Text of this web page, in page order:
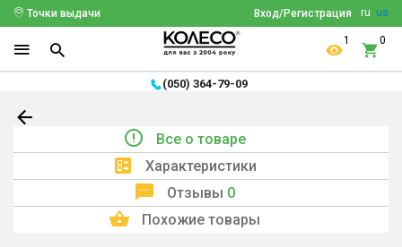
ru ua
Вход/Регистрация
Точки выдачи
1 0
(050) 364-79-09
Все о товаре
Характеристики
Отзывы 0
Похожие товары